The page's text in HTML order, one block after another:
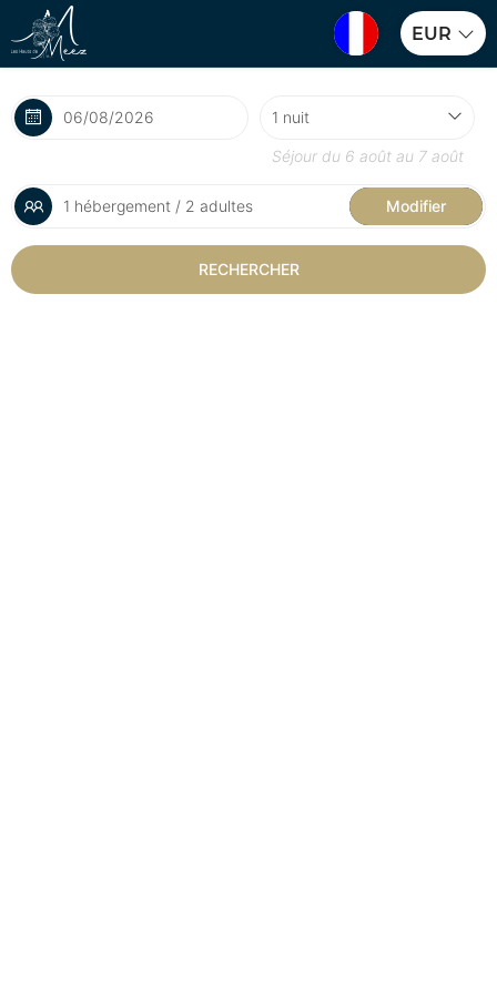
EUR
Séjour du 6 août au 7 août
1 hébergement / 2 adultes Modifier